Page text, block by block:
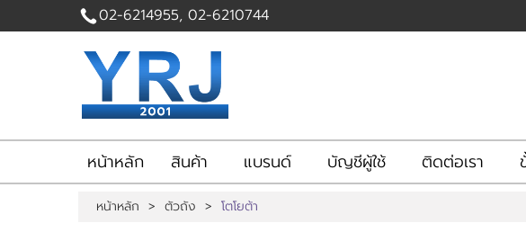
ไทย | English
สินค้าที่สนใจ( 0 )
02-6214955, 02-6210744
หน้าหลัก สินค้า แบรนด์ บัญชีผู้ใช้ ติดต่อเรา
หน้าหลัก > ตัวถัง > โตโยต้า